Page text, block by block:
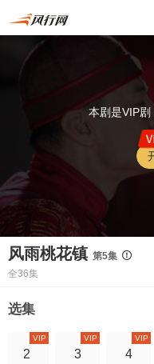
本剧是VIP
风雨桃花镇 第5集
全36集
选集
2
VIP
3
VIP
4
VIP